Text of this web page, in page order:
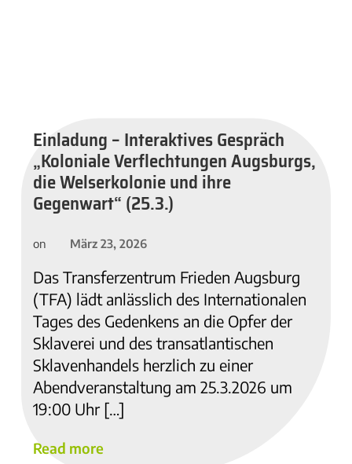
Einladung – Interaktives Gespräch
„Koloniale Verflechtungen Augsburgs,
die Welserkolonie und ihre
Gegenwart“ (25.3.)
on März 23, 2026
Das Transferzentrum Frieden Augsburg
(TFA) lädt anlässlich des Internationalen
Tages des Gedenkens an die Opfer der
Sklaverei und des transatlantischen
Sklavenhandels herzlich zu einer
Abendveranstaltung am 25.3.2026 um
19:00 Uhr […]
Read more